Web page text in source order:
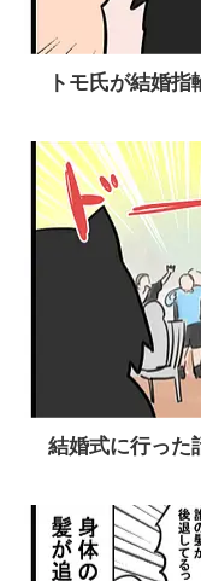
トモ氏が結婚
結婚式に行っ